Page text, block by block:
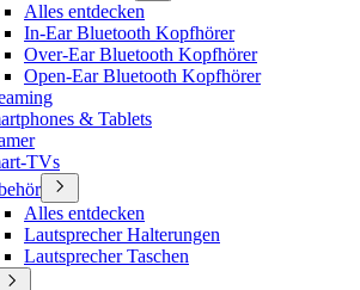
Alles entdecken
In-Ear Bluetooth Kopfhörer
Over-Ear Bluetooth Kopfhörer
Open-Ear Bluetooth Kopfhörer
& Tablets
TVs
Alles entdecken
Lautsprecher Halterungen
Lautsprecher Taschen